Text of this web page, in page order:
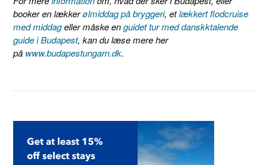
booker en lækkerølmiddag på bryggeri, etlækkert flodcruise
med middageller måske enguidet tur med danskktalende
guide i Budapest, kan du læse mere her
på www.budapestungarn.dk.